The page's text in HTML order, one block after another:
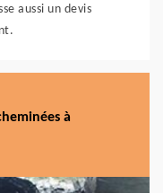
aussi un devis
à